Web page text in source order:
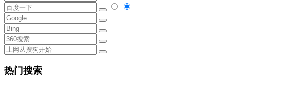
热门搜索